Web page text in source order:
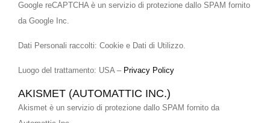
Google reCAPTCHA è un servizio di protezione dallo SPAM fornito
da Google Inc.
Dati Personali raccolti: Cookie e Dati di Utilizzo.
Luogo del trattamento: USA – Privacy Policy
AKISMET (AUTOMATTIC INC.)
Akismet è un servizio di protezione dallo SPAM fornito da